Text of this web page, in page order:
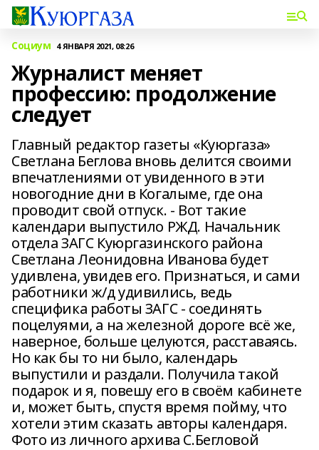
Социум 4 ЯНВАРЯ 2021, 08:26
Журналист меняет
профессию: продолжение
следует
Главный редактор газеты «Куюргаза»
Светлана Беглова вновь делится своими
впечатлениями от увиденного в эти
новогодние дни в Когалыме, где она
проводит свой отпуск. - Вот такие
календари выпустило РЖД. Начальник
отдела ЗАГС Куюргазинского района
Светлана Леонидовна Иванова будет
удивлена, увидев его. Признаться, и сами
работники ж/д удивились, ведь
специфика работы ЗАГС - соединять
поцелуями, а на железной дороге всё же,
наверное, больше целуются, расставаясь.
Но как бы то ни было, календарь
выпустили и раздали. Получила такой
подарок и я, повешу его в своём кабинете
и, может быть, спустя время пойму, что
хотели этим сказать авторы календаря.
Фото из личного архива С.Бегловой